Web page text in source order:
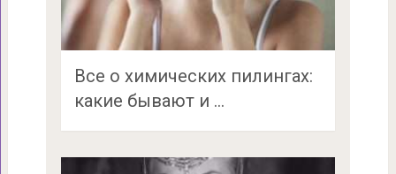
Все о химических пилингах:
какие бывают и …